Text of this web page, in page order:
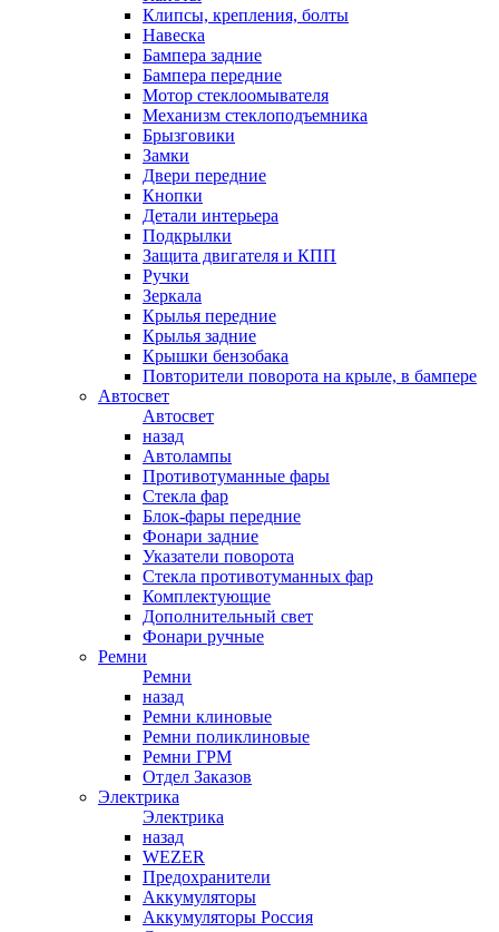
Клипсы, крепления, болты
Навеска
Бампера задние
Бампера передние
Мотор стеклоомывателя
Механизм стеклоподъемника
Брызговики
Замки
Двери передние
Кнопки
Детали интерьера
Подкрылки
Защита двигателя и КПП
Ручки
Зеркала
Крылья передние
Крылья задние
Крышки бензобака
Повторители поворота на крыле, в бампере
Автосвет
Автосвет
назад
Автолампы
Противотуманные фары
Стекла фар
Блок-фары передние
Фонари задние
Указатели поворота
Стекла противотуманных фар
Комплектующие
Дополнительный свет
Фонари ручные
Ремни
Ремни
назад
Ремни клиновые
Ремни поликлиновые
Ремни ГРМ
Отдел Заказов
Электрика
Электрика
назад
WEZER
Предохранители
Аккумуляторы
Аккумуляторы Россия